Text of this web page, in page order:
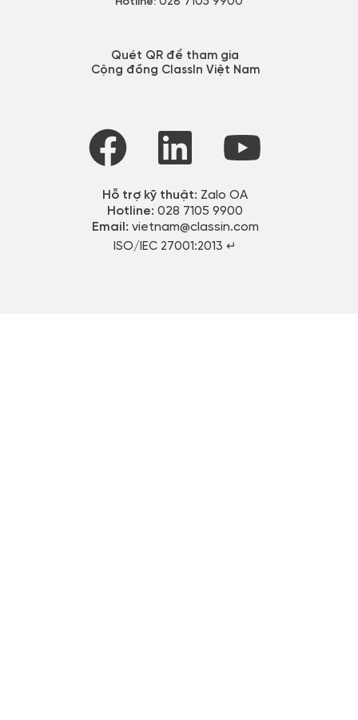
Quét QR để tham gia
Cộng đồng ClassIn Việt Nam
Hỗ trợ kỹ thuật: Zalo OA
Hotline: 028 7105 9900
Email: vietnam@classin.com
ISO/IEC 27001:2013 ↵​